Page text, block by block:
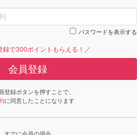
パスワードを表示する
録で300ポイントもらえる！／
会員登録
登録ボタンを押すことで、
に同意したことになります